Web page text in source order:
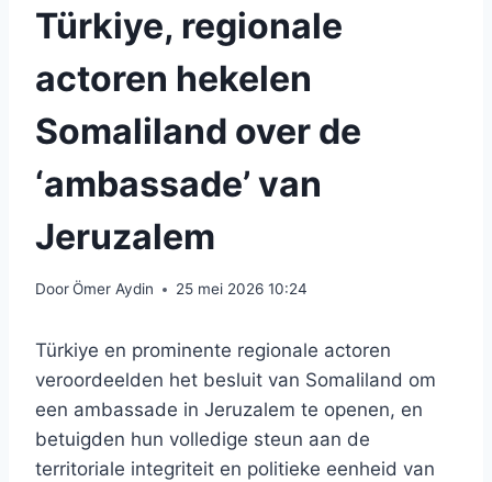
Türkiye, regionale
actoren hekelen
Somaliland over de
‘ambassade’ van
Jeruzalem
DoorÖmer Aydin 25 mei 2026 10:24
Türkiye en prominente regionale actoren
veroordeelden het besluit van Somaliland om
een ​​ambassade in Jeruzalem te openen, en
betuigden hun volledige steun aan de
territoriale integriteit en politieke eenheid van